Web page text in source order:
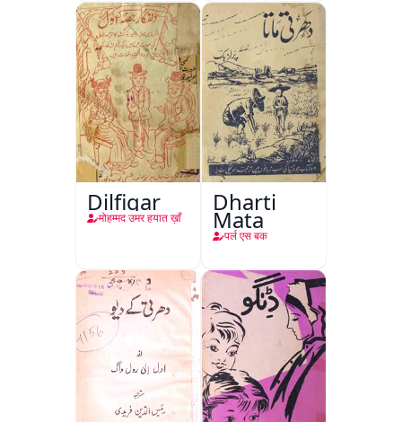
Dilfigar
मोहम्मद उमर हयात ख़ाँ
Dharti
Mata
पर्ल एस बक